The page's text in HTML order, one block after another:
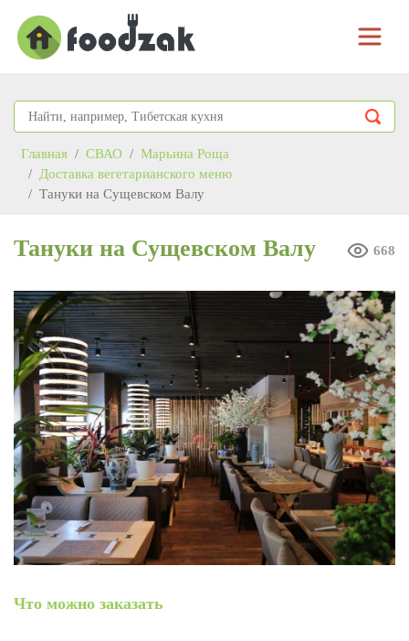
Главная СВАО
Марьина Роща
Доставка вегетарианского меню
Тануки на Сущевском Валу
Тануки на Сущевском Валу 668
Что можно заказать